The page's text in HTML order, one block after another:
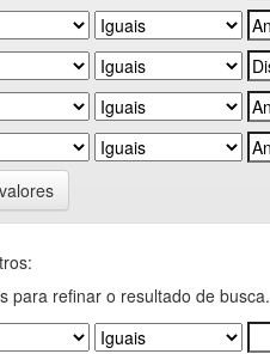
para refinar o resultado de busca.